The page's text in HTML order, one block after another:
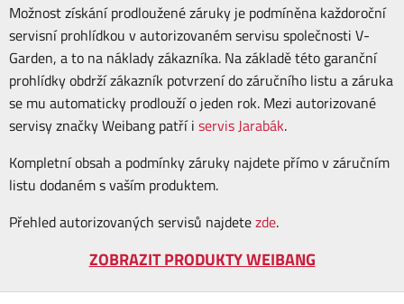
Možnost získání prodloužené záruky je podmíněna každoroční
servisní prohlídkou v autorizovaném servisu společnosti V-
Garden, a to na náklady zákazníka. Na základě této garanční
prohlídky obdrží zákazník potvrzení do záručního listu a záruka
se mu automaticky prodlouží o jeden rok. Mezi autorizované
servisy značky Weibang patří i servis Jarabák.
Kompletní obsah a podmínky záruky najdete přímo v záručním
listu dodaném s vaším produktem.
Přehled autorizovaných servisů najdetezde.
ZOBRAZIT PRODUKTY WEIBANG